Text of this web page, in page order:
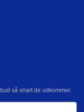
så snart de udkommer.